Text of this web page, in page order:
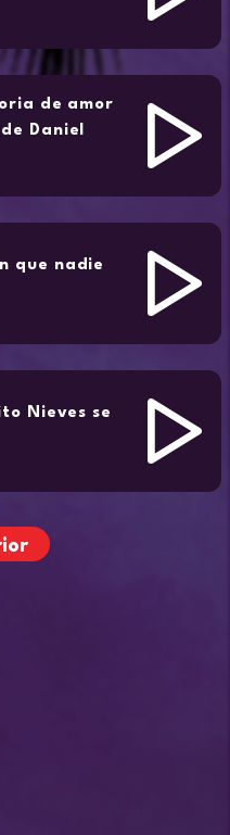
de amor
Daniel
que nadie
Nieves se